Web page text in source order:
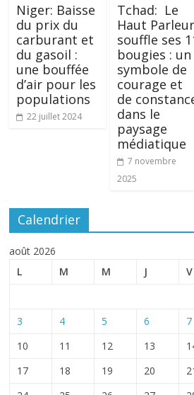
Niger: Baisse
du prix du
carburant et
du gasoil :
une bouffée
d’air pour les
populations
22 juillet 2024
Tchad: Le
Haut Parleur
souffle ses
bougies : un
symbole de
courage et
de
dans le
paysage
médiatique
7 novembre
2025
Calendrier
août 2026
L
M M J V
3
4 5 6 7
10
11 12 13
17
18 19 20